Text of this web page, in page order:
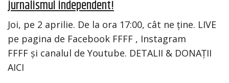
jurnalismul independent!
Joi, pe 2 aprilie. De la ora 17:00, cât ne ține. LIVE
pe pagina de Facebook FFFF , Instagram
FFFF și canalul de Youtube. DETALII & DONAȚII
AICI